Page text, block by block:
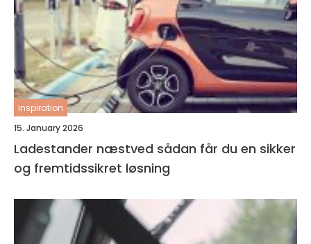
inspiration
15. January 2026
Ladestander næstved sådan får du en sikker
og fremtidssikret løsning